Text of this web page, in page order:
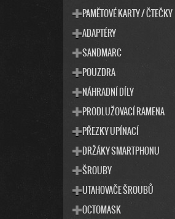
PAMĚTOVÉ KARTY / ČTEČKY
ADAPTÉRY
SANDMARC
POUZDRA
NÁHRADNÍ DÍLY
PRODLUŽOVACÍ RAMENA
PŘEZKY UPÍNACÍ
DRŽÁKY SMARTPHONU
ŠROUBY
UTAHOVAČE ŠROUBŮ
OCTOMASK